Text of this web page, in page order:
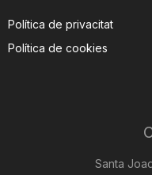
Política de privacitat
Política de cookies
Santa